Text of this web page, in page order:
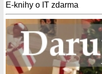
E-knihy o IT zdarma